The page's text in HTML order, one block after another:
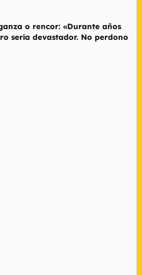
o rencor: «Durante años
sería devastador. No perdono